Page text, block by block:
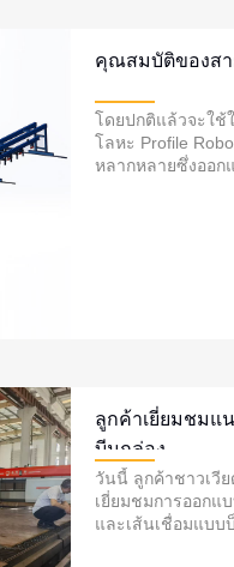
คุณสมบัติของส
โดยปกติแล้วจะใช้
โลหะ Profile
หลากหลายซึ่งออก
ลูกค้าเยี่ยมชมแ
บีมกล่อง
วันนี้ ลูกค้าชาวเวี
เยี่ยมชมการออกแ
และเส้นเชื่อมแบบ